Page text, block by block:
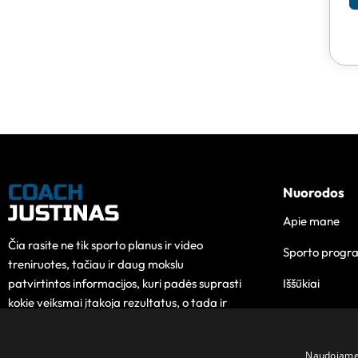
Čia rasite ne tik sporto planus ir video
treniruotes, tačiau ir daug mokslu
patvirtintos informacijos, kuri padės suprasti
kokie veiksmai įtakoja rezultatus, o tada ir
Nuorodos
Apie mane
Sporto
Iššūkiai